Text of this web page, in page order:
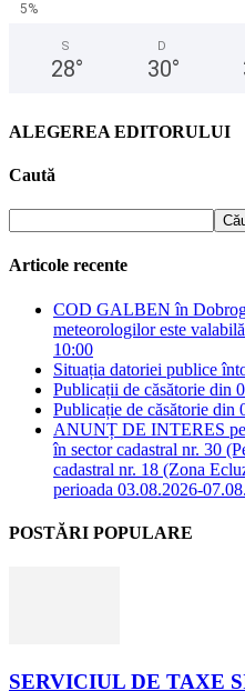
5%
S
28°
D
30°
ALEGEREA EDITORULUI
Caută
Articole recente
COD GALBEN în
meteorologilor este
10:00
Situația datoriei publice
Publicații de căsătorie din
Publicație de căsătorie din
ANUNȚ DE INTERES
în sector cadastral nr. 30
cadastral nr. 18 (Zona
perioada 03.08.2026-
POSTĂRI POPULARE
SERVICIUL DE TAXE